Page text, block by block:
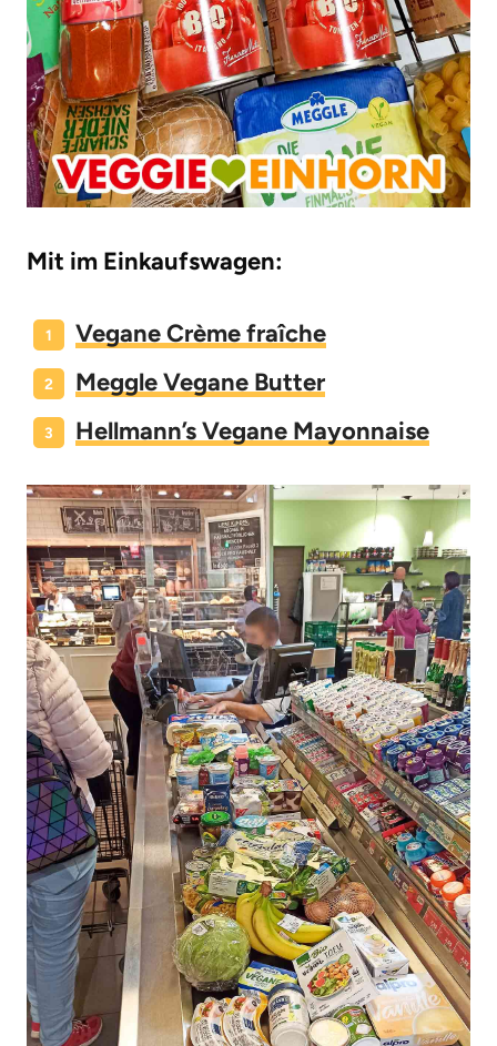
Mit im Einkaufswagen:
Vegane Crème fraîche
Meggle Vegane Butter
Hellmann’s Vegane Mayonnaise